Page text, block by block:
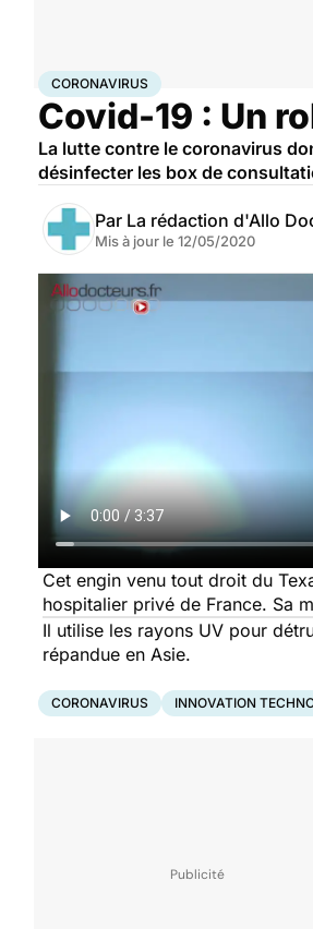
AccueilSantéMaladies
CORONAVIRUS
Covid-19 : Un
La lutte contre le coronavirus
désinfecter les box de
Par La rédaction d'Allo
Mis à jour le 12/05/2020
Cet engin venu tout droit du
hospitalier privé de France. Sa
Il utilise les rayons UV pour
répandue en Asie.
CORONAVIRUS INNOVATION